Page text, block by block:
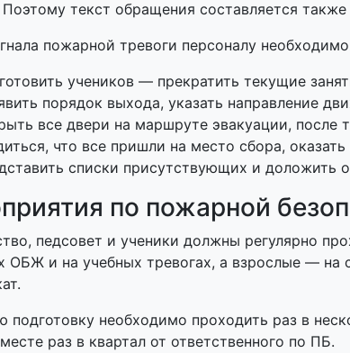
текст обращения составляется также
пожарной тревоги персоналу
учеников — прекратить текущие
порядок выхода, указать направление
все двери на маршруте эвакуации, после
что все пришли на место сбора,
списки присутствующих и доложить
по пожарной
педсовет и ученики должны регулярно
ОБЖ и на учебных тревогах, а взрослые — на
подготовку необходимо проходить раз в
раз в квартал от ответственного по ПБ.